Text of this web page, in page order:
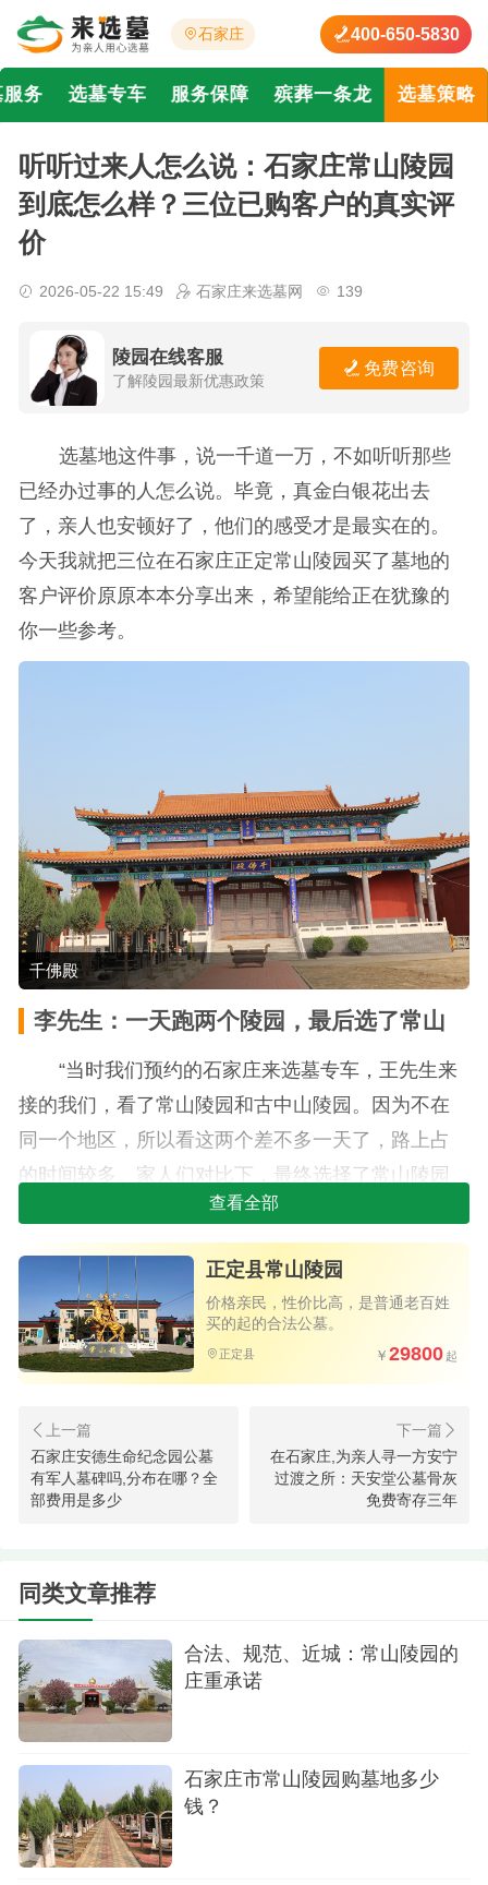
石家庄 400-650-5830
务 选墓专车 服务保障 殡葬一条龙 选墓策略
听听过来人怎么说：石家庄常山陵园
到底怎么样？三位已购客户的真实评
价
2026-05-22 15:49 石家庄来选墓网 139
陵园在线客服
了解陵园最新优惠政策
免费咨询
选墓地这件事，说一千道一万，不如听听那些
已经办过事的人怎么说。毕竟，真金白银花出去
了，亲人也安顿好了，他们的感受才是最实在的。
今天我就把三位在石家庄正定常山陵园买了墓地的
客户评价原原本本分享出来，希望能给正在犹豫的
你一些参考。
千佛殿
李先生：一天跑两个陵园，最后选了常山
“当时我们预约的石家庄来选墓专车，王先生来
接的我们，看了常山陵园和古中山陵园。因为不在
同一个地区，所以看这两个差不多一天了，路上占
的时间较多。家人们对比下，最终选择了常山陵园
一块墓碑。一来距离市区近，以后祭奠方便；二来
这里有家里亲人好友也在这。忘了说了，亲人之前
当过兵。非常感谢王先生，为我们考虑很多，省去
很多不必要麻烦，一天下来为亲人选好安息之地。”
陆先生的这段评价，信息量其实挺大的。首
两个陵园不在一个方向，路上就要花大半天时间。
所以如果时间紧、精力有限，提前做好功课、锁定
目标范围真的很重要。其次，陆先生选常山的原因
太远，每次去都像出一趟远门，时间长了真吃不
消。常山陵园就在正定，离市区近，这个优势在每
年清明、寒衣节的时候就体现出来了。另外还有一
个细节：亲人有好友也在这。中国人讲究“入土为
邻”，亲人走了，能和战友、老相识安息在同一片园
子里，也是个心理慰藉。陆先生还特意提到亲人当
过兵——常山陵园有军魂园专区，专门安葬退役军
人，这也是他选择常山的一个重要原因。
查看全部
正定县常山陵园
价格亲民，性价比高，是普通老百姓
买的起的合法公墓。
正定县 29800
石家庄安德生命纪念园公墓
有军人墓碑吗,分布在哪？全
部费用是多少
在石家庄,为亲人寻一方安宁
过渡之所：天安堂公墓骨灰
免费寄存三年
同类文章推荐
合法、规范、近城：常山陵园的
庄重承诺
石家庄市常山陵园购墓地多少
钱？